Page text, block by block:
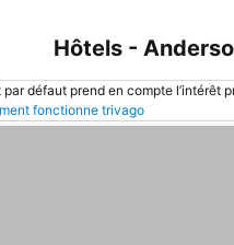
Hôtels -
défaut prend en compte l’intérêt
fonctionne trivago